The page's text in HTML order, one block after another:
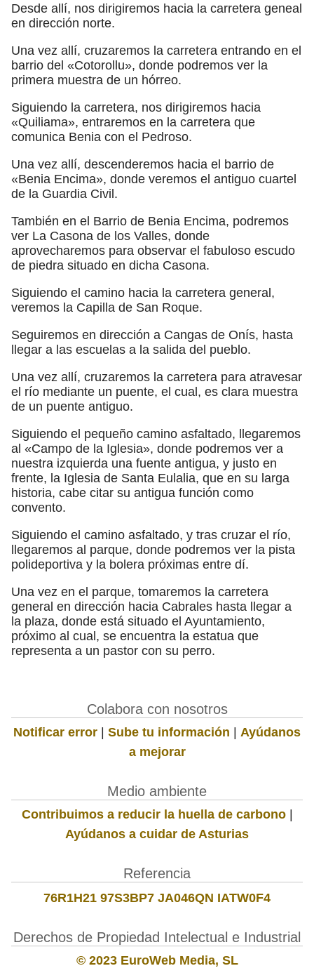
Desde allí, nos dirigiremos hacia la carretera geneal
en dirección norte.
Una vez allí, cruzaremos la carretera entrando en el
barrio del «Cotorollu», donde podremos ver la
primera muestra de un hórreo.
Siguiendo la carretera, nos dirigiremos hacia
«Quiliama», entraremos en la carretera que
comunica Benia con el Pedroso.
Una vez allí, descenderemos hacia el barrio de
«Benia Encima», donde veremos el antiguo cuartel
de la Guardia Civil.
También en el Barrio de Benia Encima, podremos
ver La Casona de los Valles, donde
aprovecharemos para observar el fabuloso escudo
de piedra situado en dicha Casona.
Siguiendo el camino hacia la carretera general,
veremos la Capilla de San Roque.
Seguiremos en dirección a Cangas de Onís, hasta
llegar a las escuelas a la salida del pueblo.
Una vez allí, cruzaremos la carretera para atravesar
el río mediante un puente, el cual, es clara muestra
de un puente antiguo.
Siguiendo el pequeño camino asfaltado, llegaremos
al «Campo de la Iglesia», donde podremos ver a
nuestra izquierda una fuente antigua, y justo en
frente, la Iglesia de Santa Eulalia, que en su larga
historia, cabe citar su antigua función como
convento.
Siguiendo el camino asfaltado, y tras cruzar el río,
llegaremos al parque, donde podremos ver la pista
polideportiva y la bolera próximas entre dí.
Una vez en el parque, tomaremos la carretera
general en dirección hacia Cabrales hasta llegar a
la plaza, donde está situado el Ayuntamiento,
próximo al cual, se encuentra la estatua que
representa a un pastor con su perro.
Colabora con nosotros
Notificar error | Sube tu información | Ayúdanos
a mejorar
Medio ambiente
Contribuimos a reducir la huella de carbono|
Ayúdanos a cuidar de Asturias
Referencia
76R1H21 97S3BP7 JA046QN IATW0F4
Derechos de Propiedad Intelectual e Industrial
© 2023 EuroWeb Media, SL